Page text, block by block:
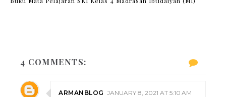
4 COMMENTS:
ARMANBLOG JANUARY 8, 2021 AT 5:10 AM